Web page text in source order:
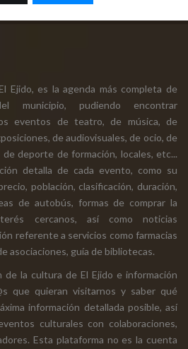
Ejido, es la agenda más completa de
municipio, pudiendo encontrar
eventos de teatro, de música, de
de audiovisuales, de ocio, de
deporte de formación, locales, etc...
detalla de cada evento, como su
población, clasificación, duración,
de autobús, formas de comprar la
cercanos, así como noticias
referente a servicios como farmacias
asociaciones, guía de bibliotecas.
de la cultura de El Ejido e información
que quieran visitarnos y saber qué
información detallada posible, así
culturales con colaboraciones,
Esta plataforma no es la cuenta